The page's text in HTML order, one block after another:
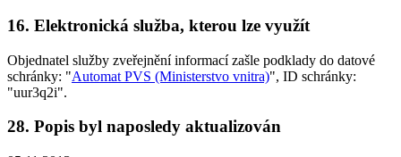
16. Elektronická služba, kterou lze využít
Objednatel služby zveřejnění informací zašle podklady do datové
schránky: "Automat PVS (Ministerstvo vnitra)", ID schránky:
"uur3q2i".
28. Popis byl naposledy aktualizován